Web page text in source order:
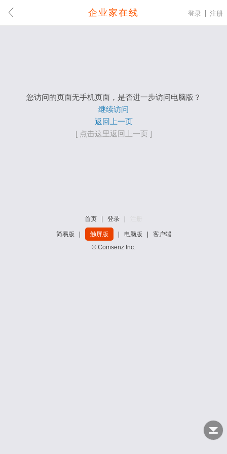
企业家在线 登录 注册
您访问的页面无手机页面，是否进一步访问电脑版？
继续访问
返回上一页
[ 点击这里返回上一页 ]
首页 登录
简易版 触屏版 电脑版
客户端
© Comsenz Inc.